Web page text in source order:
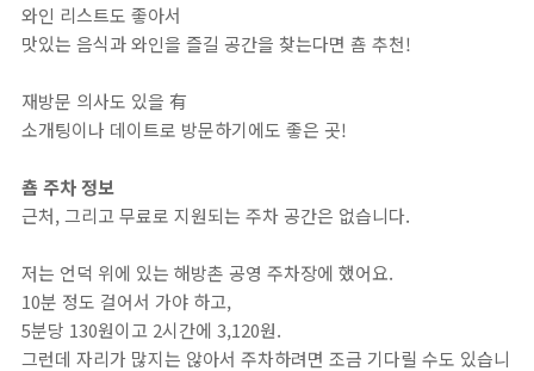
와인 리스트도 좋아서
맛있는 음식과 와인을 즐길 공간을 찾는다면 춈 추천!
재방문 의사도 있을 有
소개팅이나 데이트로 방문하기에도 좋은 곳!
춈 주차 정보
근처, 그리고 무료로 지원되는 주차 공간은 없습니다.
저는 언덕 위에 있는 해방촌 공영 주차장에 했어요.
10분 정도 걸어서 가야 하고,
5분당 130원이고 2시간에 3,120원.
그런데 자리가 많지는 않아서 주차하려면 조금 기다릴 수도 있습니